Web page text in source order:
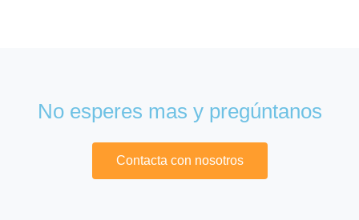
No esperes mas y pregúntanos
Contacta con nosotros